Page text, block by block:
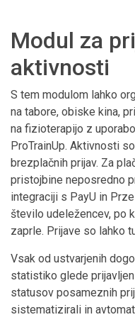
Modul za
aktivnosti
S tem modulom lahko
na tabore, obiske kina,
na fizioterapijo z
ProTrainUp. Aktivnosti
brezplačnih prijav. Za
pristojbine neposredno
integraciji s PayU in
število udeležencev, po
zaprle. Prijave so lahko
Vsak od ustvarjenih
statistiko glede
statusov posameznih
sistematizirali in